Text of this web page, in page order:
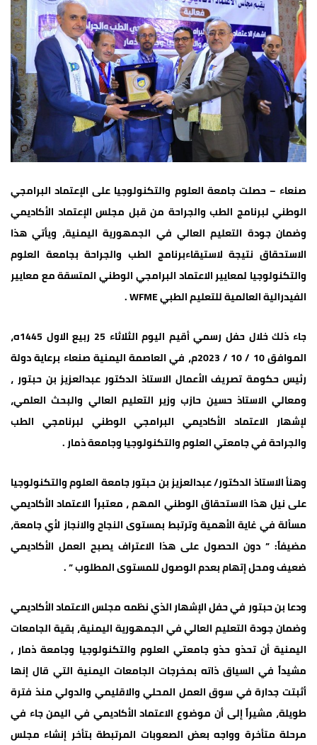
صنعاء – حصلت جامعة العلوم والتكنولوجيا على الإعتماد البرامجي
الوطني لبرنامج الطب والجراحة من قبل مجلس الإعتماد الأكاديمي
وضمان جودة التعليم العالي في الجمهورية اليمنية، ويأتي هذا
الاستحقاق نتيجة لاستيقاءبرنامج الطب والجراحة بجامعة العلوم
والتكنولوجيا لمعايير الاعتماد البرامجي الوطني المتسقة مع معايير
الفيدرالية العالمية للتعليم الطبي WFME .
جاء ذلك خلال حفل رسمي أقيم اليوم الثلاثاء 25 ربيع الاول 1445ه،
الموافق 10 / 10 / 2023م، في العاصمة اليمنية صنعاء برعاية دولة
رئيس حكومة تصريف الأعمال الاستاذ الدكتور عبدالعزيز بن حبتور ،
ومعالي الاستاذ حسين حازب وزير التعليم العالي والبحث العلمي،
لإشهار الاعتماد الأكاديمي البرامجي الوطني لبرنامجي الطب
والجراحة في جامعتي العلوم والتكنولوجيا وجامعة ذمار .
وهنأ الاستاذ الدكتور/ عبدالعزيز بن حبتور جامعة العلوم والتكنولوجيا
على نيل هذا الاستحقاق الوطني المهم ، معتبراً الاعتماد الأكاديمي
مسألة في غاية الأهمية وترتبط بمستوى النجاح والانجاز لأي جامعة،
مضيفاً: ” دون الحصول على هذا الاعتراف يصبح العمل الأكاديمي
ضعيف ومحل إتهام بعدم الوصول للمستوى المطلوب ” .
ودعا بن حبتور في حفل الإشهار الذي نظمه مجلس الاعتماد الأكاديمي
وضمان جودة التعليم العالي في الجمهورية اليمنية، بقية الجامعات
اليمنية أن تحذو حذو جامعتي العلوم والتكنولوجيا وجامعة ذمار ،
مشيداً في السياق ذاته بمخرجات الجامعات اليمنية التي قال إنها
أثبتت جدارة في سوق العمل المحلي والاقليمي والدولي منذ فترة
طويلة، مشيراً إلى أن موضوع الاعتماد الأكاديمي في اليمن جاء في
مرحلة متأخرة وواجه بعض الصعوبات المرتبطة بتأخر إنشاء مجلس